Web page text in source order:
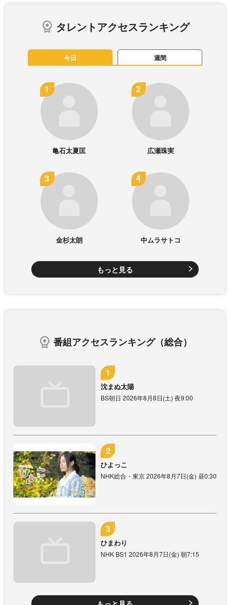
タレントアクセスランキング
今日 週間
亀石太夏匡 広瀬珠実
金杉太朗 中ムラサトコ
もっと見る
番組アクセスランキング（総合）
沈まぬ太陽
BS朝日 2026年8月8日(土) 夜9:00
ひよっこ
NHK総合・東京 2026年8月7日(金) 昼0:30
ひまわり
NHK BS1 2026年8月7日(金) 朝7:15